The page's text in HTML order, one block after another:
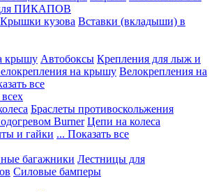
ПИКАПОВ
Крышки кузова Вставки (вкладыши) в
крышу Автобоксы Крепления для лыж и
на крышу Велокрепления на
все
Браслеты противоскольжения
Burner Цепи на колеса
и гайки ... Показать все
багажники Лестницы для
Силовые бамперы